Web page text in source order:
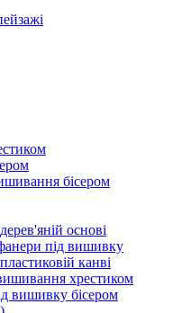
бісером
основі
під вишивку
канві
хрестиком
вишивку бісером